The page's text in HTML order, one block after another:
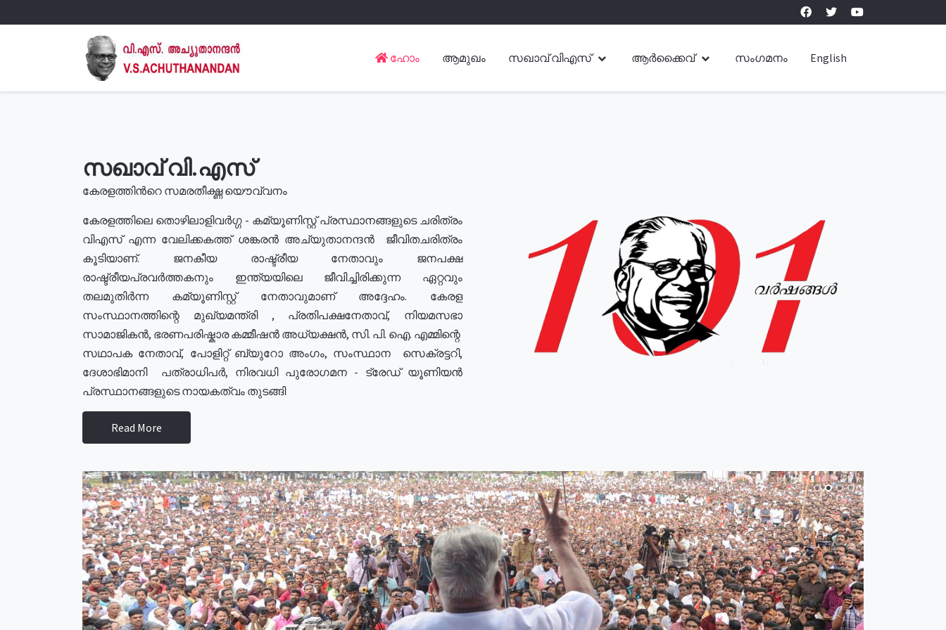
ഹോം ആമുഖം സഖാവ് വിഎസ് ആർക്കൈവ് സംഗമനം English
സഖാവ് വി.എസ്
കേരളത്തിൻറെ സമരതീക്ഷ്ണ യൌവ്വനം
കേരളത്തിലെ തൊഴിലാളിവർഗ്ഗ - കമ്യൂണിസ്റ്റ് പ്രസ്ഥാനങ്ങളുടെ ചരിത്രം
വിഎസ് എന്ന വേലിക്കകത്ത് ശങ്കരൻ അച്യുതാനന്ദൻ ജീവിതചരിത്രം
കൂടിയാണ്. ജനകീയ രാഷ്ട്രീയ നേതാവും ജനപക്ഷ
രാഷ്ട്രീയപ്രവർത്തകനും ഇന്ത്യയിലെ ജീവിച്ചിരിക്കുന്ന ഏറ്റവും
തലമുതിർന്ന കമ്യൂണിസ്റ്റ് നേതാവുമാണ് അദ്ദേഹം. കേരള
സംസ്ഥാനത്തിന്റെ മുഖ്യമന്ത്രി , പ്രതിപക്ഷനേതാവ്, നിയമസഭാ
സാമാജികൻ, ഭരണപരിഷ്കാര കമ്മീഷൻ അധ്യക്ഷൻ, സി. പി. ഐ. എമ്മിന്റെ
സഥാപക നേതാവ്, പോളിറ്റ് ബ്യുറോ അംഗം, സംസ്ഥാന സെക്രട്ടറി,
ദേശാഭിമാനി പത്രാധിപർ, നിരവധി പുരോഗമന - ട്രേഡ് യൂണിയൻ
പ്രസ്ഥാനങ്ങളുടെ നായകത്വം തുടങ്ങി
Read More